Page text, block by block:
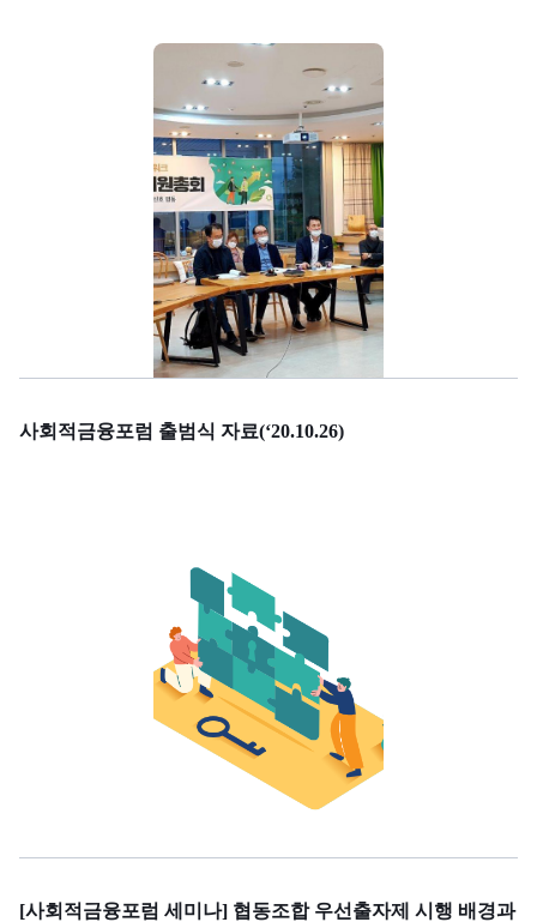
사회적금융포럼 출범식 자료(‘20.10.26)
[사회적금융포럼 세미나] 협동조합 우선출자제 시행 배경과